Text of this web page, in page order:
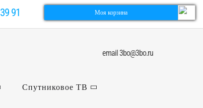
91 Моя корзина
email 3bo@3bo.ru
Спутниковое ТВ